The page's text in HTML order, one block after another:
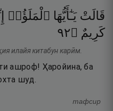
قَالَتْ يَـٰٓأَيُّهَا ٱلْمَلَؤُا۟
كَرِيمٌ ۝٢٩
илайя китабун карӣм.
ашроф! Ҳаройина, ба
шуд.
тафсир